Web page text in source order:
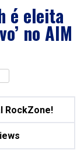
é eleita
no AIM
RockZone!